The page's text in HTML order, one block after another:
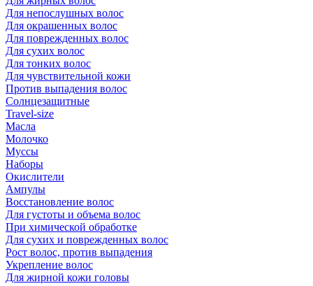
Для непослушных волос
Для окрашенных волос
Для поврежденных волос
Для сухих волос
Для тонких волос
Для чувствительной кожи
Против выпадения волос
Солнцезащитные
Travel-size
Масла
Молочко
Муссы
Наборы
Окислители
Ампулы
Восстановление волос
Для густоты и объема волос
При химической обработке
Для сухих и поврежденных волос
Рост волос, против выпадения
Укрепление волос
Для жирной кожи головы